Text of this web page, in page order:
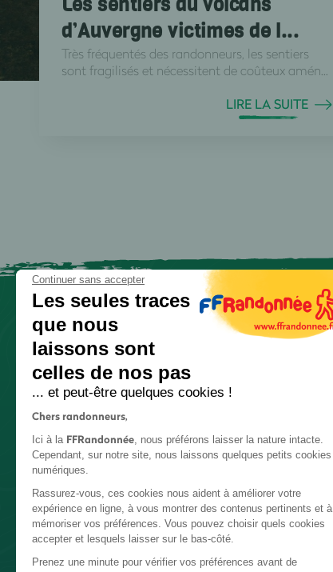
d’Auvergne victimes de l...
Très fréquentés des randonneurs, les sentiers
sont fragilisés et nécessitent de coûteux amén...
LIRE LA SUITE
Continuer sans accepter
Les seules traces
que nous
laissons sont
celles de nos pas
... et peut-être quelques cookies !
Chers randonneurs,
Ici à la FFRandonnée, nous préférons laisser la nature intacte.
Cependant, sur notre site, nous laissons quelques petits cookies
numériques.
Rassurez-vous, ces cookies nous aident à améliorer votre
expérience en ligne, à vous montrer des contenus pertinents et à
mémoriser vos préférences. Vous pouvez choisir quels cookies
accepter et lesquels laisser sur le bas-côté.
Prenez une minute pour vérifier vos préférences avant de